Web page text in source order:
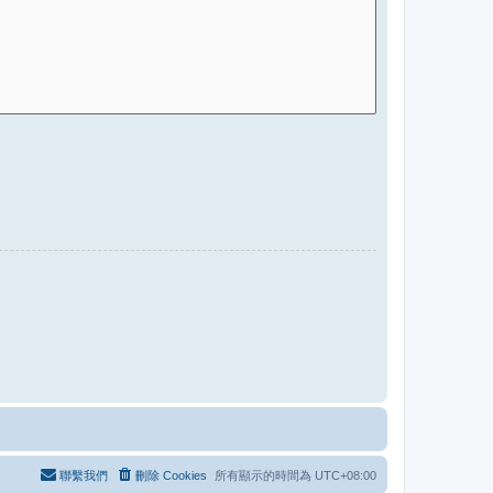
所有顯示的時間為 UTC+08:00
刪除 Cookies
聯繫我們